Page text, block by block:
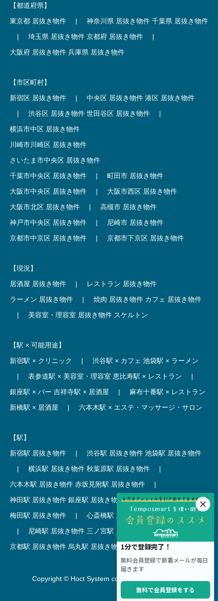
【都道府県】
東京都 居抜き物件
| 神奈川県 居抜き物件 千葉県 居抜き物件
|
埼玉県 居抜き物件 京都府 居抜き物件
|
大阪府 居抜き物件 兵庫県 居抜き物件
【市区町村】
新宿区 居抜き物件
| 中央区 居抜き物件 港区 居抜き物件
|
渋谷区 居抜き物件 世田谷区 居抜き物件
|
横浜市中区 居抜き物件
川崎市川崎区 居抜き物件
さいたま市中央区 居抜き物件
千葉市中央区 居抜き物件
|
町田市 居抜き物件
大阪市中央区 居抜き物件
|
大阪市西区 居抜き物件
大阪市北区 居抜き物件
|
高槻市 居抜き物件
神戸市中央区 居抜き物件
|
尼崎市 居抜き物件
京都市中京区 居抜き物件
| 京都市下京区 居抜き物件
【現況】
居酒屋 居抜き物件
|
レストラン 居抜き物件
ラーメン 居抜き物件
| 焼肉 居抜き物件 カフェ 居抜き物件
|
美容室・理容室 居抜き物件 スケルトン
【駅 × 可能用途】
新宿駅 × クリニック
| 渋谷駅 × カフェ 池袋駅 × ラーメン
|
表参道駅 × 美容室・理容室 恵比寿駅 × レストラン
|
銀座駅 × バー 吉祥寺駅 × 居酒屋 |
麻布十番駅 × レストラン
新橋駅 × 居酒屋
| 六本木駅 × エステ・マッサージ・サロン
【駅】
新宿駅 居抜き物件
| 渋谷駅 居抜き物件 池袋駅 居抜き物件
|
横浜駅 居抜き物件 秋葉原駅 居抜き物件
|
六本木駅 居抜き物件 赤坂見附駅 居抜き物件
|
神田駅 居抜き物件 銀座駅 居抜き物件 |
吉祥寺駅 居抜き物件
梅田駅 居抜き物件
| 心斎橋駅 居抜き物件 本町駅 居抜き物件
|
尼崎駅 居抜き物件 三ノ宮駅 居抜き物件
|
京都駅 居抜き物件 烏丸駅 居抜き物件 | 四条駅 居抜き物件
Copyright © Hoct System corp. All rights reserved.